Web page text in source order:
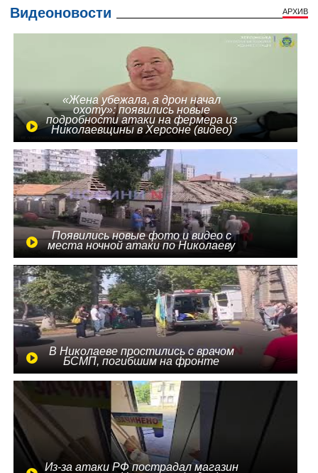
Видеоновости АРХИВ
«Жена убежала, а дрон начал
охоту»: появились новые
подробности атаки на фермера из
Николаевщины в Херсоне (видео)
Появились новые фото и видео с
места ночной атаки по Николаеву
В Николаеве простились с врачом
БСМП, погибшим на фронте
Из-за атаки РФ пострадал магазин